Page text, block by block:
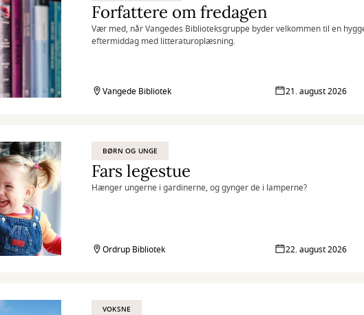
Forfattere om fredagen
Vær med, når Vangedes Biblioteksgruppe byder velkommen til en
eftermiddag med litteraturoplæsning.
Vangede Bibliotek 21. august 2026
BØRN OG UNGE
Fars legestue
Hænger ungerne i gardinerne, og gynger de i lamperne?
Ordrup Bibliotek 22. august 2026
VOKSNE